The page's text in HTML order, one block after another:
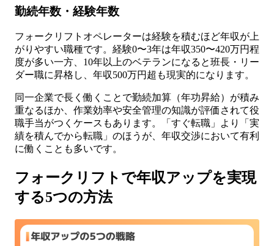
勤続年数・経験年数
フォークリフトオペレーターは経験を積むほど年収が上
がりやすい職種です。経験0〜3年は年収350〜420万円程
度が多い一方、10年以上のベテランになると班長・リー
ダー職に昇格し、年収500万円超も現実的になります。
同一企業で長く働くことで勤続加算（年功昇給）が積み
重なるほか、作業効率や安全管理の知識が評価されて役
職手当がつくケースもあります。「すぐ転職」より「実
績を積んでから転職」のほうが、年収交渉において有利
に働くことも多いです。
フォークリフトで年収アップを実現
する5つの方法